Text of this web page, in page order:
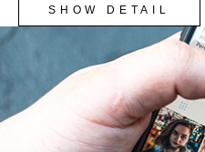
SHOW DETAIL